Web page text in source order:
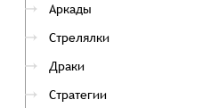
Аркады
Стрелялки
Драки
Стратегии